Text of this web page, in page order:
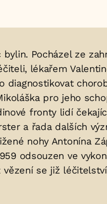
Pocházel ze
lékařem
diagnostikovat
pro jeho
fronty lidí
a řada dalších
nohy Antonína
odsouzen ve
se již